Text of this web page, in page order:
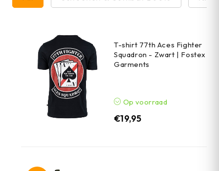
T-shirt 77th Aces Fighter
Squadron - Zwart | Fostex
Garments
Op voorraad
€19,95